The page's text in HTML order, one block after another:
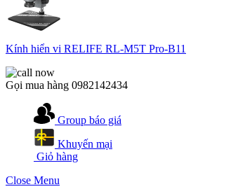
Kính hiển vi RELIFE RL-M5T Pro-B11
Gọi mua hàng 0982142434
Group báo giá
Khuyến mại
Giỏ hàng
Close Menu